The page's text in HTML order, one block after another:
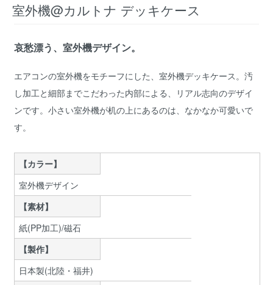
室外機@カルトナ デッキケース
哀愁漂う、室外機デザイン。
エアコンの室外機をモチーフにした、室外機デッキケース。汚
し加工と細部までこだわった内部による、リアル志向のデザイ
ンです。小さい室外機が机の上にあるのは、なかなか可愛いで
す。
【カラー】
室外機デザイン
【素材】
紙(PP加工)/磁石
【製作】
日本製(北陸・福井)